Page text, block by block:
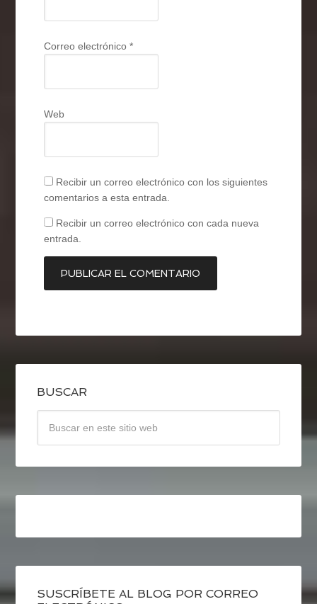
Correo electrónico*
Web
Recibir un correo electrónico con los siguientes
comentarios a esta entrada.
Recibir un correo electrónico con cada nueva
entrada.
BUSCAR
SUSCRÍBETE AL BLOG POR CORREO